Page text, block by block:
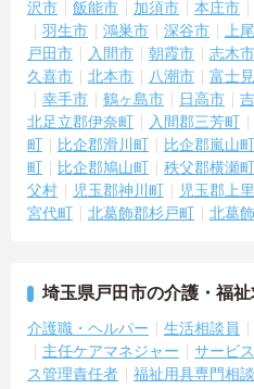
【残業が少なく独自の休暇制度も
る環境です】
・残業は少なく、年間17日のリフ
で、心身の疲労をしっかり回復で
・定年65歳以降も再雇用制度で70
度も備わって無理なく長く続けら
【一人ひとりの個性や希望を尊重
職場です】
・時短勤務からフルタイム、さら
沢市 飯能市 加須市 本庄市
羽生市
鴻巣市 深谷市 上
戸田市
入間市 朝霞市 志木市
久喜市
北本市 八潮市 富士
幸手市
鶴ヶ島市 日高市
北足立郡伊奈町
入間郡三芳町
町
比企郡滑川町 比企郡嵐山町
町
比企郡鳩山町 秩父郡横瀬町
父村
児玉郡神川町 児玉郡上
宮代町
北葛飾郡杉戸町 北葛
埼玉県戸田市の介護・福
介護職・ヘルパー 生活相談員
主任ケアマネジャー
サービ
ス管理責任者
福祉用具専門相